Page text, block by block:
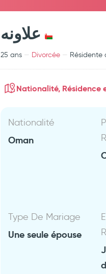
علاونه
25 ans Divorcée Résidente
Nationalité, Résidence
Nationalité
Oman
Type De Mariage
Une seule épouse